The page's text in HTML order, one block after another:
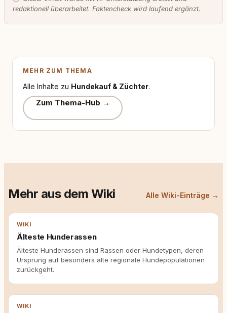
redaktionell überarbeitet. Faktencheck wird laufend ergänzt.
MEHR ZUM THEMA
Alle Inhalte zu Hundekauf & Züchter.
Zum Thema-Hub →
Mehr aus dem Wiki Alle Wiki-Einträge →
WIKI
Älteste Hunderassen
Älteste Hunderassen sind Rassen oder Hundetypen, deren
Ursprung auf besonders alte regionale Hundepopulationen
zurückgeht.
WIKI